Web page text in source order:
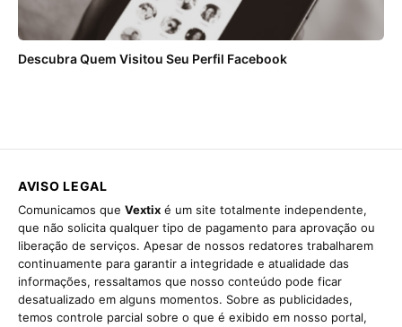
Descubra Quem Visitou Seu Perfil Facebook
AVISO LEGAL
Comunicamos que Vextix é um site totalmente independente,
que não solicita qualquer tipo de pagamento para aprovação ou
liberação de serviços. Apesar de nossos redatores trabalharem
continuamente para garantir a integridade e atualidade das
informações, ressaltamos que nosso conteúdo pode ficar
desatualizado em alguns momentos. Sobre as publicidades,
temos controle parcial sobre o que é exibido em nosso portal,